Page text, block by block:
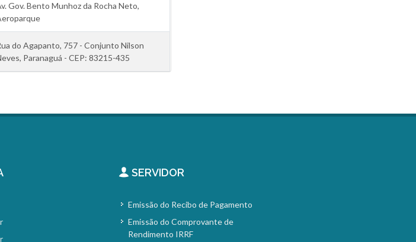
Gov. Bento Munhoz da Rocha Neto,
do Agapanto, 757 - Conjunto Nilson
Paranaguá - CEP: 83215-435
SERVIDOR
Emissão do Recibo de Pagamento
Emissão do Comprovante de
Rendimento IRRF